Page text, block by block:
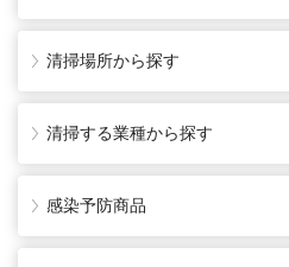
清掃場所から探す
清掃する業種から探す
感染予防商品